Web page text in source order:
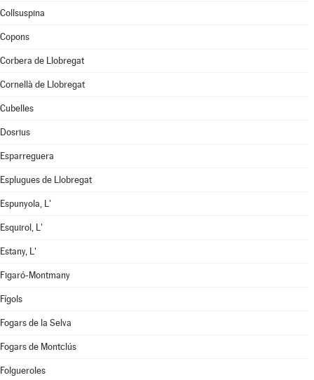
Collsuspina
Copons
Corbera de Llobregat
Cornellà de Llobregat
Cubelles
Dosrius
Esparreguera
Esplugues de Llobregat
Espunyola, L'
Esquirol, L'
Estany, L'
Figaró-Montmany
Fígols
Fogars de la Selva
Fogars de Montclús
Folgueroles